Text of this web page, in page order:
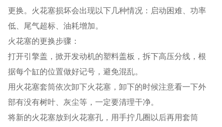
更换。火花塞损坏会出现以下几种情况：启动困难、功率
低、尾气超标、油耗增加。
火花塞的更换步骤：
打开引擎盖，掀开发动机的塑料盖板，拆下高压分线，根
据每个缸的位置做好记号，避免混乱。
用火花塞套筒依次卸下火花塞，卸下的时候注意看一下外
部有没有树叶、灰尘等，一定要清理干净。
将新的火花塞放到火花塞孔，用手拧几圈以后再用套筒